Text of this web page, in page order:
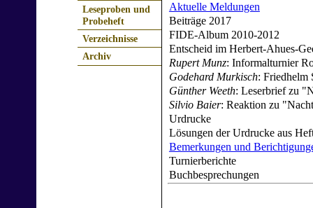
Leseproben und
Probeheft
Verzeichnisse
Archiv
Aktuelle Meldungen
Beiträge 2017
FIDE-Album 2010-2012
Entscheid im Herbert-Ahues-
Rupert Munz: Informalturnier
Godehard Murkisch: Friedhelm
Günther Weeth: Leserbrief zu
Silvio Baier: Reaktion zu
Urdrucke
Lösungen der Urdrucke aus
Bemerkungen und
Turnierberichte
Buchbesprechungen